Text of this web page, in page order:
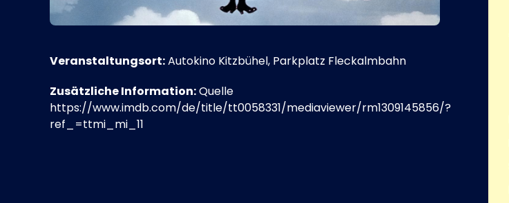
Veranstaltungsort:Autokino Kitzbühel, Parkplatz Fleckalmbahn
Zusätzliche Information:Quelle
https://www.imdb.com/de/title/tt0058331/mediaviewer/rm1309145856/?
ref_=ttmi_mi_11